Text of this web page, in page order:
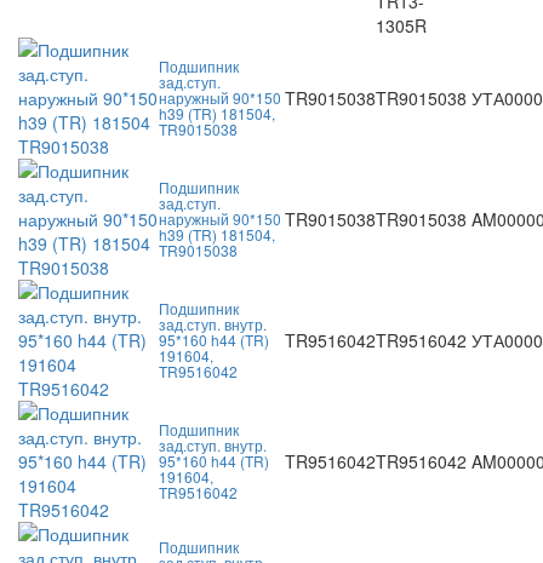
1305R
Подшипник
зад.ступ.
наружный 90*150
h39 (TR) 181504,
TR9015038
TR9015038TR9015038
Подшипник
зад.ступ.
наружный 90*150
h39 (TR) 181504,
TR9015038
TR9015038TR9015038
Подшипник
зад.ступ. внутр.
95*160 h44 (TR)
191604,
TR9516042
TR9516042TR9516042
Подшипник
зад.ступ. внутр.
95*160 h44 (TR)
191604,
TR9516042
TR9516042TR9516042
Подшипник